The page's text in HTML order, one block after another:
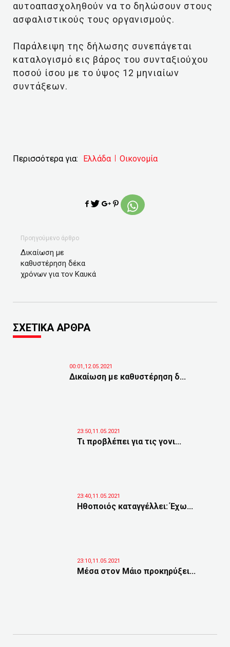
αυτοαπασχοληθούν να το δηλώσουν στους
ασφαλιστικούς τους οργανισμούς.
Παράλειψη της δήλωσης συνεπάγεται
καταλογισμό εις βάρος του συνταξιούχου
ποσού ίσου με το ύψος 12 μηνιαίων
συντάξεων.
Περισσότερα για: Ελλάδα Οικονομία
Προηγούμενο άρθρο
Δικαίωση με
καθυστέρηση δέκα
χρόνων για τον Καυκά
ΣΧΕΤΙΚΑ ΑΡΘΡΑ
00:01,12.05.2021
Δικαίωση με καθυστέρηση δ...
23:50,11.05.2021
Τι προβλέπει για τις γονι...
23:40,11.05.2021
Ηθοποιός καταγγέλλει: Έχω...
23:10,11.05.2021
Μέσα στον Μάιο προκηρύξει...